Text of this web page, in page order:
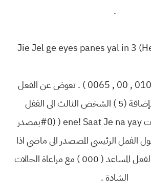
.
‎ead! Jatt is 4‏ ( 010 , 00 , 0065 ) . تعوض عن الفعل
الرئيسي قفي الجوات ‎ene! Saat Je na yay‏ ( (#0بمصدر
الفمل الرئيسي المصصدر الى ماضي اذا
كان السؤال يحمل الفعل المساعد ( 000 ) مع مراعاة الحالات
الشادة .